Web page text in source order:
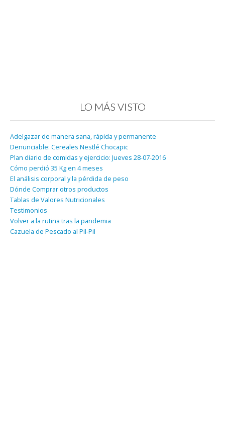
LO MÁS VISTO
Adelgazar de manera sana, rápida y permanente
Denunciable: Cereales Nestlé Chocapic
Plan diario de comidas y ejercicio: Jueves 28-07-2016
Cómo perdió 35 Kg en 4 meses
El análisis corporal y la pérdida de peso
Dónde Comprar otros productos
Tablas de Valores Nutricionales
Testimonios
Volver a la rutina tras la pandemia
Cazuela de Pescado al Pil-Pil